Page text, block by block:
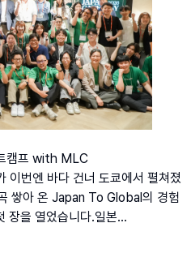
캠프 with MLC
번엔 바다 건너 도쿄에서 펼쳐졌
쌓아 온 Japan To Global의 경험
장을 열었습니다.일본...